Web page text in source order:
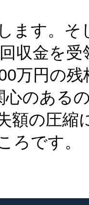
ます。そ
収金を
万円の
のある
額の圧縮
ろです。